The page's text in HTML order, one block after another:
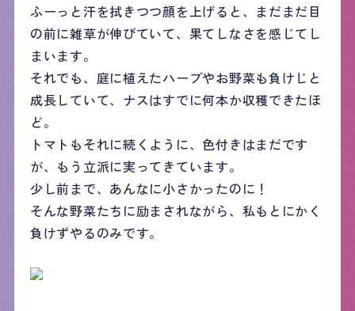
ふーっと汗を拭きつつ顔を上げると、まだまだ目
の前に雑草が伸びていて、果てしなさを感じてし
まいます。
それでも、庭に植えたハーブやお野菜も負けじと
成長していて、ナスはすでに何本か収穫できたほ
ど。
トマトもそれに続くように、色付きはまだです
が、もう立派に実ってきています。
少し前まで、あんなに小さかったのに！
そんな野菜たちに励まされながら、私もとにかく
負けずやるのみです。